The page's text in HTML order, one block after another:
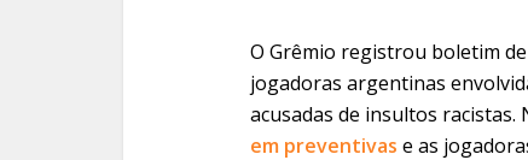
O Grêmio registrou boletim
jogadoras argentinas
acusadas de insultos racistas.
em preventivas e as